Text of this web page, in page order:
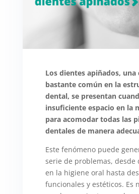
Los dientes apiñados, una
bastante común en la
dental, se presentan
insuficiente espacio en la
para acomodar todas las
dentales de manera
Este fenómeno puede
serie de problemas, desde
en la higiene oral hasta
funcionales y estéticos. Es